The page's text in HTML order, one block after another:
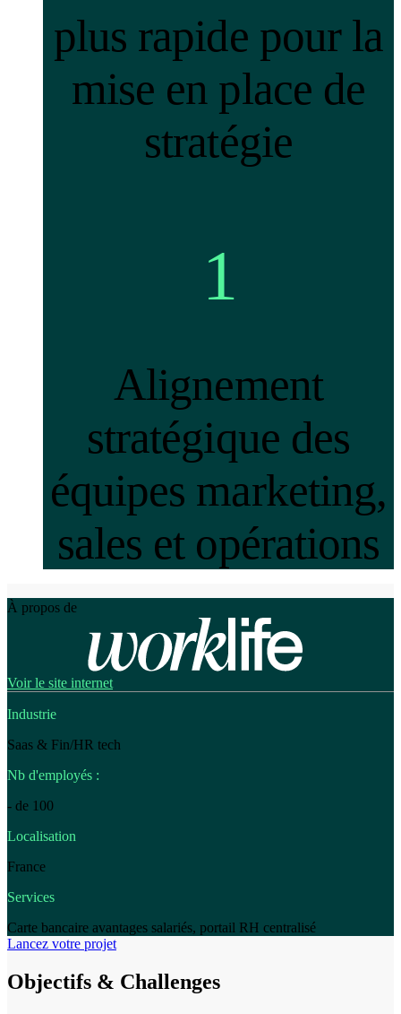
plus rapide pour la
mise en place de
stratégie
1
Alignement
stratégique des
équipes marketing,
sales et opérations
Objectifs & Challenges
À propos de
Voir le site internet
Industrie
Saas & Fin/HR tech
Nb d'employés :
- de 100
Localisation
France
Services
Carte bancaire avantages salariés, portail RH centralisé
Lancez votre projet